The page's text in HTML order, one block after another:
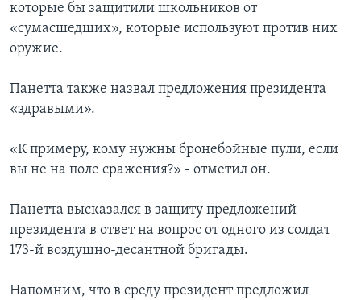
которые бы защитили школьников от
«сумасшедших», которые используют против них
оружие.
Панетта также назвал предложения президента
«здравыми».
«К примеру, кому нужны бронебойные пули, если
вы не на поле сражения?» - отметил он.
Панетта высказался в защиту предложений
президента в ответ на вопрос от одного из солдат
173-й воздушно-десантной бригады.
Напомним, что в среду президент предложил